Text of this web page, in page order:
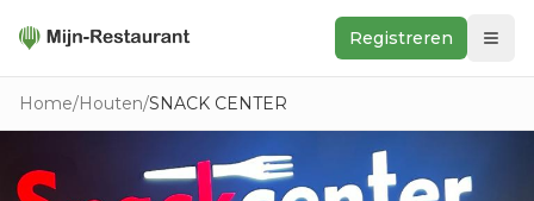
Registreren
Zoeken
Ontdek
Home/Houten/SNACK CENTER